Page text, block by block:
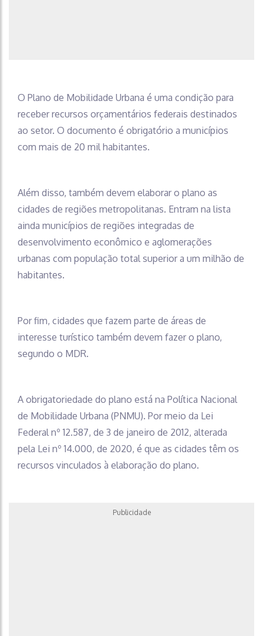
O Plano de Mobilidade Urbana é uma condição para
receber recursos orçamentários federais destinados
ao setor. O documento é obrigatório a municípios
com mais de 20 mil habitantes.
Além disso, também devem elaborar o plano as
cidades de regiões metropolitanas. Entram na lista
ainda municípios de regiões integradas de
desenvolvimento econômico e aglomerações
urbanas com população total superior a um milhão de
habitantes.
Por fim, cidades que fazem parte de áreas de
interesse turístico também devem fazer o plano,
segundo o MDR.
A obrigatoriedade do plano está na Política Nacional
de Mobilidade Urbana (PNMU). Por meio da Lei
Federal nº 12.587, de 3 de janeiro de 2012, alterada
pela Lei nº 14.000, de 2020, é que as cidades têm os
recursos vinculados à elaboração do plano.
Publicidade